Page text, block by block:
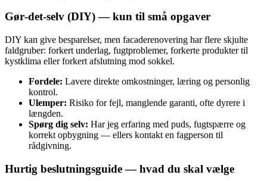
Gør‑det‑selv (DIY) — kun til små opgaver
DIY kan give besparelser, men facaderenovering har flere skjulte
faldgruber: forkert underlag, fugtproblemer, forkerte produkter til
kystklima eller forkert afslutning mod sokkel.
Fordele: Lavere direkte omkostninger, læring og personlig
kontrol.
Ulemper: Risiko for fejl, manglende garanti, ofte dyrere i
længden.
Spørg dig selv: Har jeg erfaring med puds, fugtspærre og
korrekt opbygning — ellers kontakt en fagperson til
rådgivning.
Hurtig beslutningsguide — hvad du skal vælge